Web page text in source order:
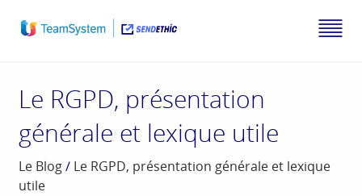
Le RGPD, présentation
générale et lexique utile
Le Blog/ Le RGPD, présentation générale et lexique
utile